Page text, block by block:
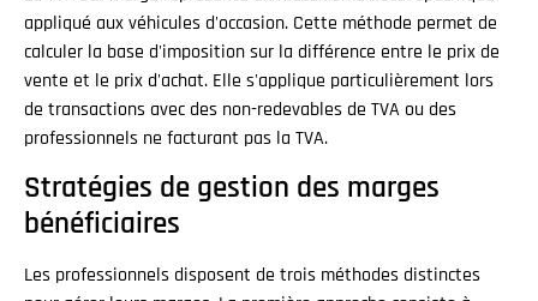
appliqué aux véhicules d'occasion. Cette méthode permet de
calculer la base d'imposition sur la différence entre le prix de
vente et le prix d'achat. Elle s'applique particulièrement lors
de transactions avec des non-redevables de TVA ou des
professionnels ne facturant pas la TVA.
Stratégies de gestion des marges
bénéficiaires
Les professionnels disposent de trois méthodes distinctes